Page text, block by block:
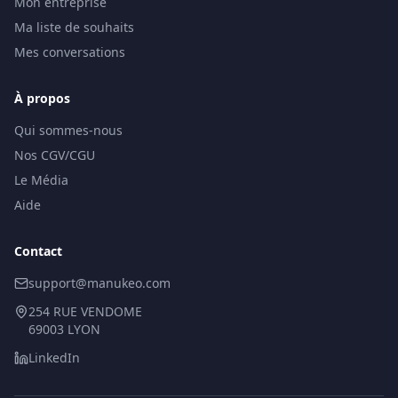
Ma liste de souhaits
Mes conversations
À propos
Qui sommes-nous
Nos CGV/CGU
Le Média
Aide
Contact
support@manukeo.com
254 RUE VENDOME
69003 LYON
LinkedIn